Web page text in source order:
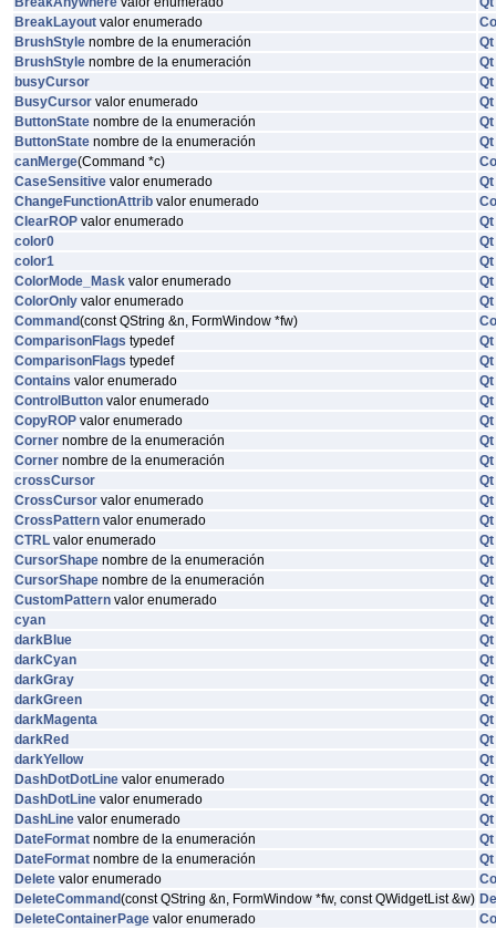
BreakLayout valor enumerado
BrushStyle nombre de la enumeración
Qt
BrushStyle nombre de la enumeración
Qt
busyCursor
Qt
BusyCursor valor enumerado
Qt
ButtonState nombre de la enumeración
Qt
ButtonState nombre de la enumeración
Qt
canMerge(Command *c)
CaseSensitive valor enumerado
Qt
ChangeFunctionAttrib valor enumerado
ClearROP valor enumerado
Qt
color0
Qt
color1
Qt
ColorMode_Mask valor enumerado
Qt
ColorOnly valor enumerado
Qt
Command(const QString &n, FormWindow *fw)
ComparisonFlags typedef
Qt
ComparisonFlags typedef
Qt
Contains valor enumerado
Qt
ControlButton valor enumerado
Qt
CopyROP valor enumerado
Qt
Corner nombre de la enumeración
Qt
Corner nombre de la enumeración
Qt
crossCursor
Qt
CrossCursor valor enumerado
Qt
CrossPattern valor enumerado
Qt
CTRL valor enumerado
Qt
CursorShape nombre de la enumeración
Qt
CursorShape nombre de la enumeración
Qt
CustomPattern valor enumerado
Qt
cyan
Qt
darkBlue
Qt
darkCyan
Qt
darkGray
Qt
darkGreen
Qt
darkMagenta
Qt
darkRed
Qt
darkYellow
Qt
DashDotDotLine valor enumerado
Qt
DashDotLine valor enumerado
Qt
DashLine valor enumerado
Qt
DateFormat nombre de la enumeración
Qt
DateFormat nombre de la enumeración
Qt
Delete valor enumerado
DeleteCommand(const QString &n, FormWindow *fw, const QWidgetList &w)
DeleteContainerPage valor enumerado